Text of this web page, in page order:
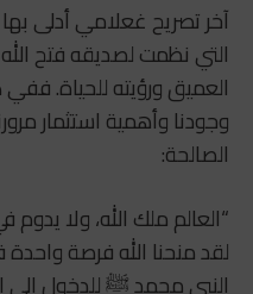
آخر تصريح غعلامي أدلى بها
التي نظمت لصديقه فتح
العميق ورؤيته للحياة.
وجودنا وأهمية استثمار
الصالحة:
“العالم ملك الله، ولا
لقد منحنا الله فرصة واحدة
النبي محمد ﷺ للدخول إلى